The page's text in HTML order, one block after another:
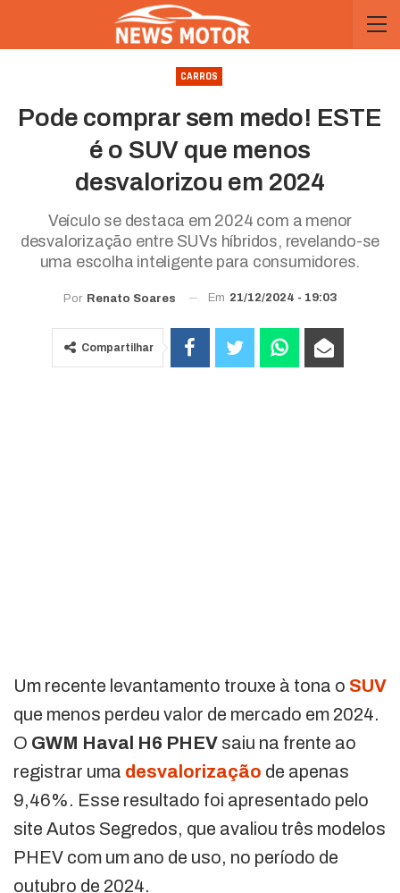
CARROS
Pode comprar sem medo! ESTE
é o SUV que menos
desvalorizou em 2024
Veículo se destaca em 2024 com a menor
desvalorização entre SUVs híbridos, revelando-se
uma escolha inteligente para consumidores.
Por Renato Soares Em 21/12/2024 - 19:03
Compartilhar
Um recente levantamento trouxe à tona o SUV
que menos perdeu valor de mercado em 2024.
O GWM Haval H6 PHEV saiu na frente ao
registrar uma desvalorização de apenas
9,46%. Esse resultado foi apresentado pelo
site Autos Segredos, que avaliou três modelos
PHEV com um ano de uso, no período de
outubro de 2024.